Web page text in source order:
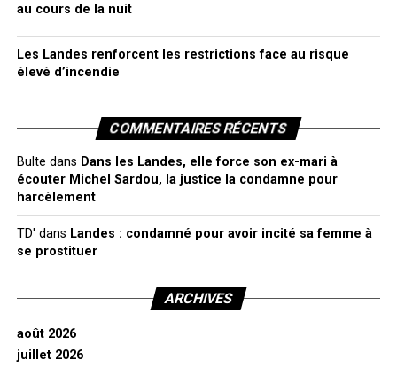
au cours de la nuit
Les Landes renforcent les restrictions face au risque
élevé d’incendie
COMMENTAIRES RÉCENTS
Bulte dans Dans les Landes, elle force son ex-mari à
écouter Michel Sardou, la justice la condamne pour
harcèlement
TD' dans Landes : condamné pour avoir incité sa femme à
se prostituer
ARCHIVES
août 2026
juillet 2026